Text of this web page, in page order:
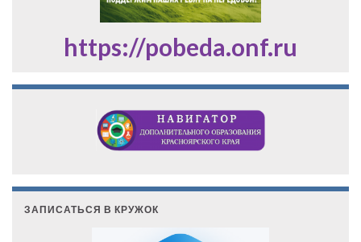
https://pobeda.onf.ru
ЗАПИСАТЬСЯ В КРУЖОК